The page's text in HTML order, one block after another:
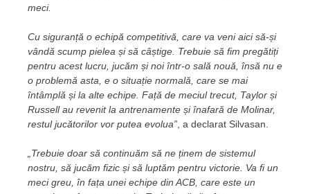
meci.
Cu siguranță o echipă competitivă, care va veni aici să-și
vândă scump pielea și să câștige. Trebuie să fim pregătiți
pentru acest lucru, jucăm și noi într-o sală nouă, însă nu e
o problemă asta, e o situație normală, care se mai
întâmplă și la alte echipe. Față de meciul trecut, Taylor și
Russell au revenit la antrenamente și înafară de Molinar,
restul jucătorilor vor putea evolua” , a declarat Silvasan.
„Trebuie doar să continuăm să ne ținem de sistemul
nostru, să jucăm fizic și să luptăm pentru victorie. Va fi un
meci greu, în fața unei echipe din ACB, care este un